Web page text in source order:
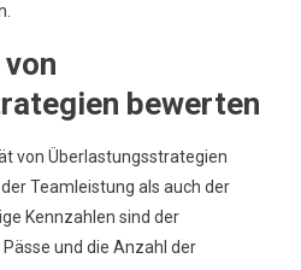
bewerten
von Überlastungsstrategien
Teamleistung als auch der
Kennzahlen sind der
und die Anzahl der